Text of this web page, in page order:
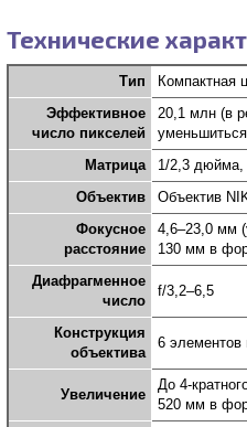
Технические
Тип
Компактная
Эффективное
число пикселей
20,1 млн (в
Матрица
1/2,3 дюйма,
Объектив
Объектив
Фокусное
расстояние
4,6–23,0 мм
130 мм в
Диафрагменное
число
f/3,2–6,5
Конструкция
объектива
6 элементов
Увеличение
До 4-
520 мм в